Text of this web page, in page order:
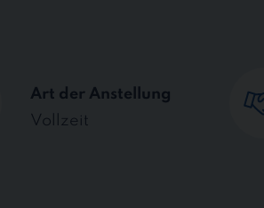
Art der Anstellung
Vollzeit